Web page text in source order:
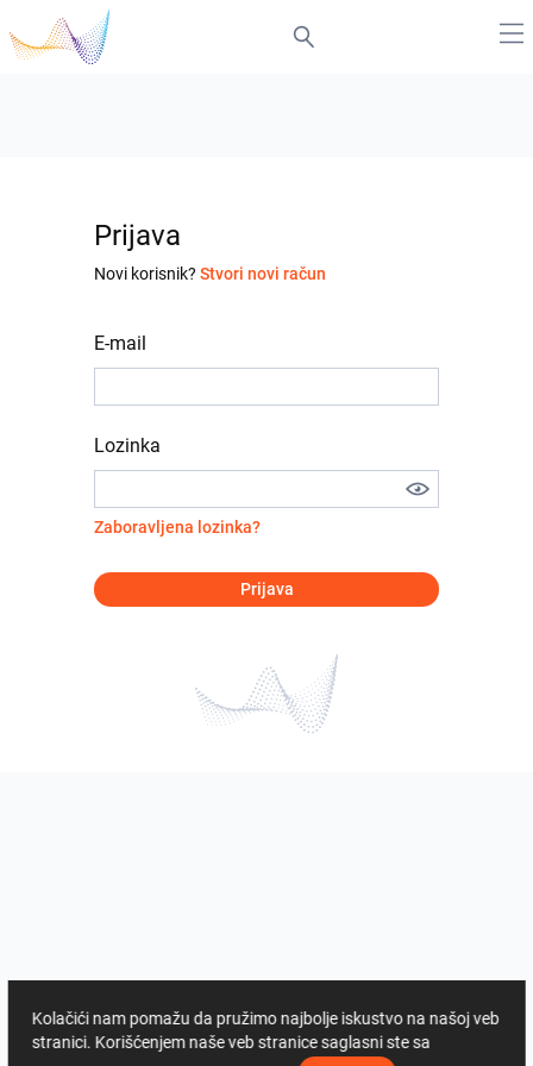
Prijava
Novi korisnik? Stvori novi račun
E-mail
Lozinka
Zaboravljena lozinka?
Prijava
Kolačići nam pomažu da pružimo najbolje iskustvo na našoj veb
stranici. Korišćenjem naše veb stranice saglasni ste sa